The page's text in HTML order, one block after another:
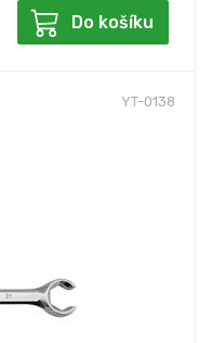
Do košíku
YT-0138